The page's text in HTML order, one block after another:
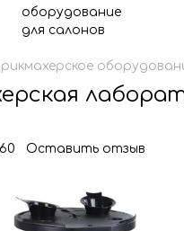
Оставить отзыв